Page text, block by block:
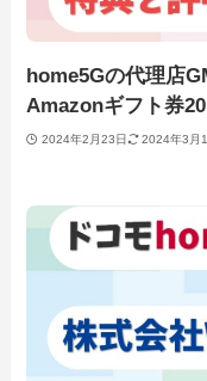
home5Gの代理店
Amazonギフト券
2024年2月23日 2024年3月